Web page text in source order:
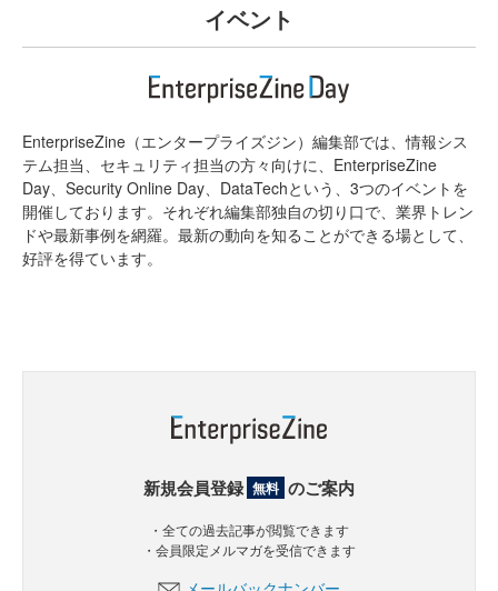
イベント
EnterpriseZine（エンタープライズジン）編集部では、情報シス
テム担当、セキュリティ担当の方々向けに、EnterpriseZine
Day、Security Online Day、DataTechという、3つのイベントを
開催しております。それぞれ編集部独自の切り口で、業界トレン
ドや最新事例を網羅。最新の動向を知ることができる場として、
好評を得ています。
新規会員登録 無料 のご案内
・全ての過去記事が閲覧できます
・会員限定メルマガを受信できます